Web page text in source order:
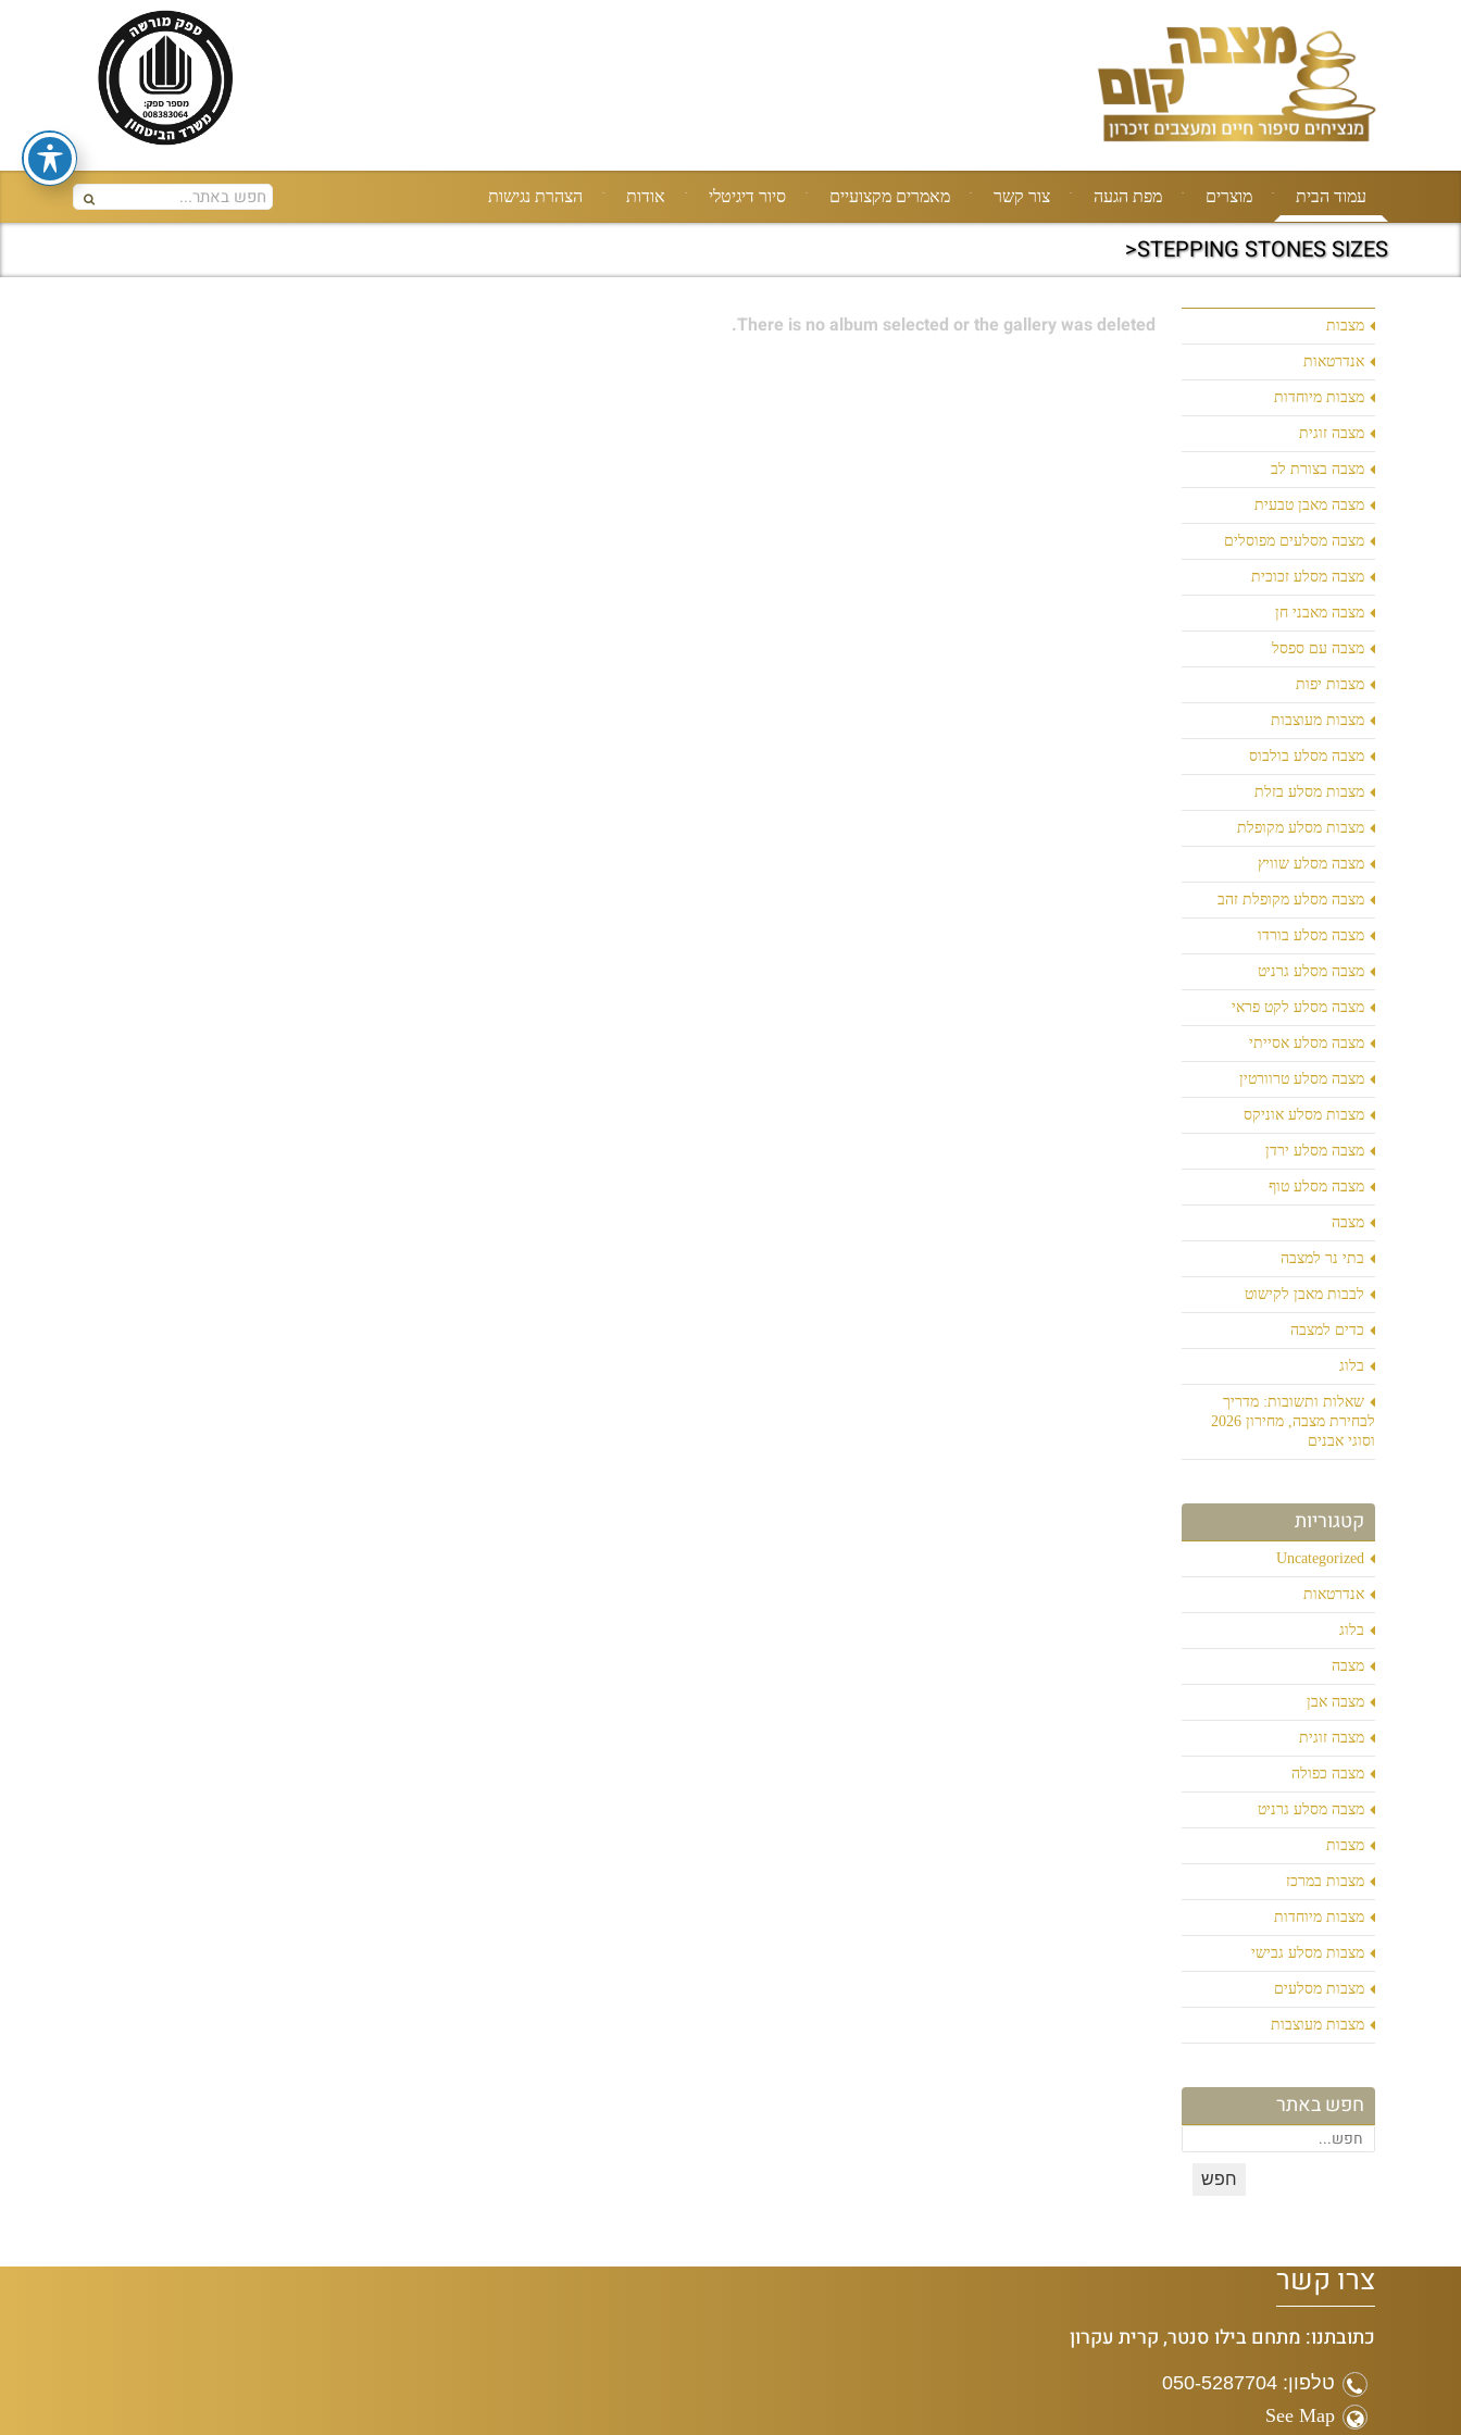
עמוד הבית מוצרים מפת הגעה צור קשר מאמרים מקצועיים סיור דיגיטלי אודות הצהרת נגישות
STEPPING STONES SIZES<
מצבות
אנדרטאות
מצבות מיוחדות
מצבה זוגית
מצבה בצורת לב
מצבה מאבן טבעית
מצבה מסלעים מפוסלים
מצבה מסלע זכוכית
מצבה מאבני חן
מצבה עם ספסל
מצבות יפות
מצבות מעוצבות
מצבה מסלע בולבוס
מצבות מסלע בזלת
מצבות מסלע מקופלת
מצבה מסלע שוויץ
מצבה מסלע מקופלת זהב
מצבה מסלע בורדו
מצבה מסלע גרניט
מצבה מסלע לקט פראי
מצבה מסלע אסייתי
מצבה מסלע טרוורטין
מצבות מסלע אוניקס
מצבה מסלע ירדן
מצבה מסלע טוף
מצבה
בתי נר למצבה
לבבות מאבן לקישוט
כדים למצבה
בלוג
שאלות ותשובות: מדריך
לבחירת מצבה, מחירון 2026
וסוגי אבנים
קטגוריות
Uncategorized
אנדרטאות
בלוג
מצבה
מצבה אבן
מצבה זוגית
מצבה כפולה
מצבה מסלע גרניט
מצבות
מצבות במרכז
מצבות מיוחדות
מצבות מסלע גבישי
מצבות מסלעים
מצבות מעוצבות
חפש באתר
There is no album selected or the gallery was deleted.
צרו קשר
כתובתנו: מתחם בילו סנטר, קרית עקרון
טלפון: 050-5287704
See Map